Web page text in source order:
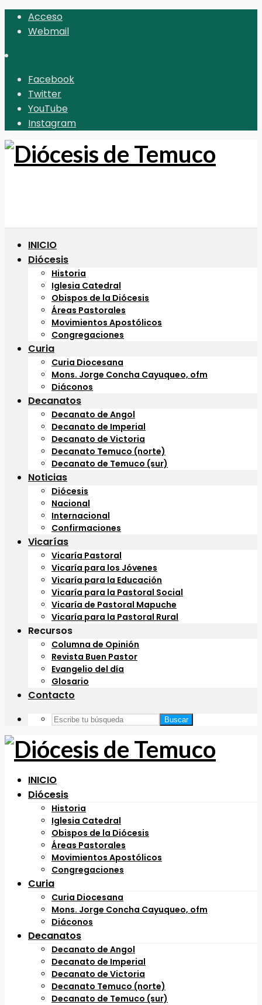
Acceso
Webmail
Facebook
Twitter
YouTube
Instagram
INICIO
Diócesis
Historia
Iglesia Catedral
Obispos de la Diócesis
Áreas Pastorales
Movimientos Apostólicos
Congregaciones
Curia
Curia Diocesana
Mons. Jorge Concha Cayuqueo, ofm
Diáconos
Decanatos
Decanato de Angol
Decanato de Imperial
Decanato de Victoria
Decanato Temuco (norte)
Decanato de Temuco (sur)
Noticias
Diócesis
Nacional
Internacional
Confirmaciones
Vicarías
Vicaría Pastoral
Vicaría para los Jóvenes
Vicaría para la Educación
Vicaría para la Pastoral Social
Vicaría de Pastoral Mapuche
Vicaría para la Pastoral Rural
Recursos
Columna de Opinión
Revista Buen Pastor
Evangelio del día
Glosario
Contacto
Buscar
INICIO
Diócesis
Historia
Iglesia Catedral
Obispos de la Diócesis
Áreas Pastorales
Movimientos Apostólicos
Congregaciones
Curia
Curia Diocesana
Mons. Jorge Concha Cayuqueo, ofm
Diáconos
Decanatos
Decanato de Angol
Decanato de Imperial
Decanato de Victoria
Decanato Temuco (norte)
Decanato de Temuco (sur)